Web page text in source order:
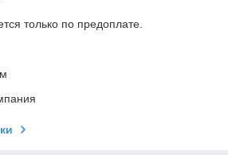
только по предоплате.